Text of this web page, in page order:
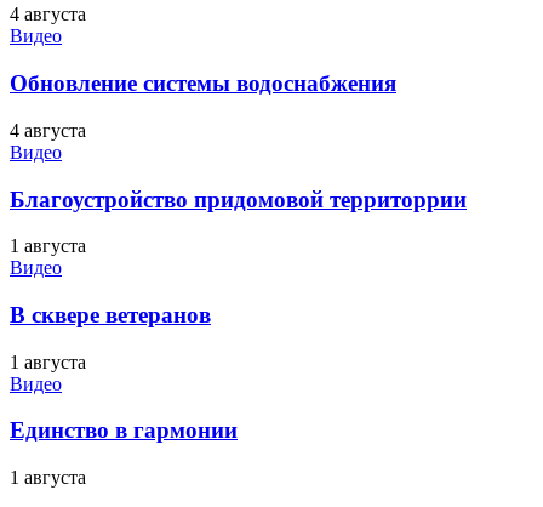
4 августа
Видео
Обновление системы водоснабжения
4 августа
Видео
Благоустройство придомовой территоррии
1 августа
Видео
В сквере ветеранов
1 августа
Видео
Единство в гармонии
1 августа